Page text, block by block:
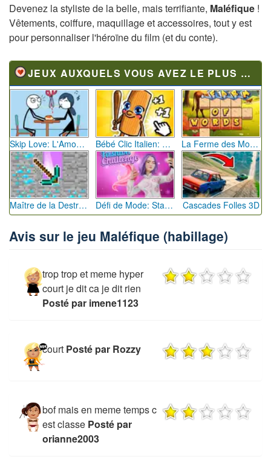
Devenez la styliste de la belle, mais terrifiante, Maléfique !
Vêtements, coiffure, maquillage et accessoires, tout y est
pour personnaliser l'héroïne du film (et du conte).
JEUX AUXQUELS VOUS AVEZ LE PLUS JOUÉ
Skip Love: L'Amour en Péril Bébé Clic Italien: La Folie des Petits Bambins La Ferme des Mots - Cultivez votre Vocabulaire
Maître de la Destruction: Fusion de Pioches Défi de Mode: Star du Podium Cascades Folles 3D
Avis sur le jeu Maléfique (habillage)
trop trop et meme hyper
court je dit ca je dit rien
Posté par imene1123
court Posté par Rozzy
bof mais en meme temps c
est classe Posté par
orianne2003